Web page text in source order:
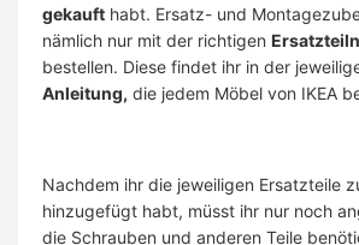
gekauft habt. Ersatz- und
nämlich nur mit der richtigen
bestellen. Diese findet ihr in der
Anleitung, die jedem Möbel von IKEA
Nachdem ihr die jeweiligen Ersatzteile
hinzugefügt habt, müsst ihr nur noch
die Schrauben und anderen Teile